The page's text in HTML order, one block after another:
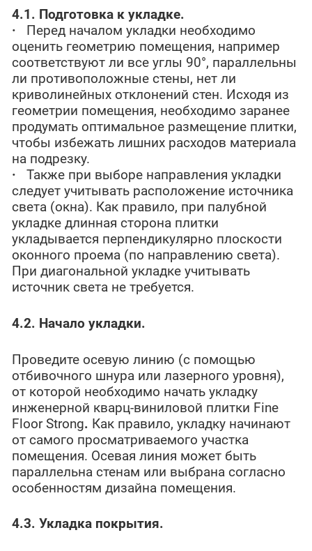
4.1. Подготовка к укладке.
· Перед началом укладки необходимо
оценить геометрию помещения, например
соответствуют ли все углы 90°, параллельны
ли противоположные стены, нет ли
криволинейных отклонений стен. Исходя из
геометрии помещения, необходимо заранее
продумать оптимальное размещение плитки,
чтобы избежать лишних расходов материала
на подрезку.
· Также при выборе направления укладки
следует учитывать расположение источника
света (окна). Как правило, при палубной
укладке длинная сторона плитки
укладывается перпендикулярно плоскости
оконного проема (по направлению света).
При диагональной укладке учитывать
источник света не требуется.
4.2. Начало укладки.
Проведите осевую линию (с помощью
отбивочного шнура или лазерного уровня),
от которой необходимо начать укладку
инженерной кварц-виниловой плитки Fine
Floor Strong. Как правило, укладку начинают
от самого просматриваемого участка
помещения. Осевая линия может быть
параллельна стенам или выбрана согласно
особенностям дизайна помещения.
4.3. Укладка покрытия.